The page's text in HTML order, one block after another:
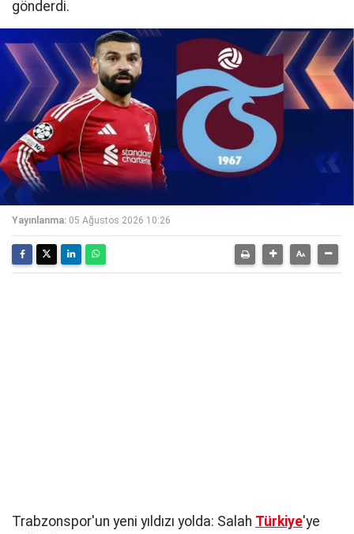
gönderdi.
Yayınlanma: 05 Ağustos 2026 10:26
Trabzonspor'un yeni yıldızı yolda: Salah Türkiye'ye